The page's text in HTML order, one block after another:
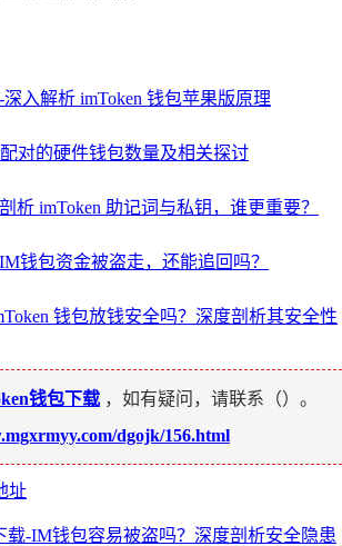
入解析 imToken 钱包苹果版原理
对的硬件钱包数量及相关探讨
析 imToken 助记词与私钥，谁更重要？
钱包资金被盗走，还能追回吗？
钱包放钱安全吗？深度剖析其安全性
钱包下载 ，如有疑问，请联系（）。
dgojk/156.html
址
载-IM钱包容易被盗吗？深度剖析安全隐患